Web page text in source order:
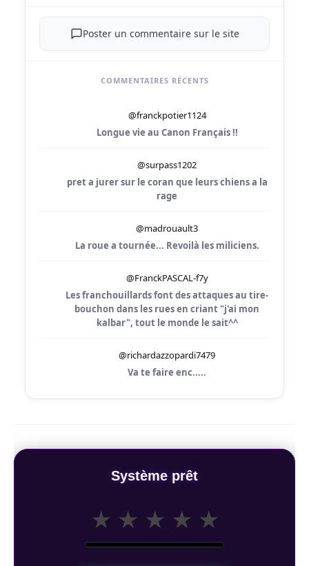
Poster un commentaire sur le site
COMMENTAIRES RÉCENTS
@franckpotier1124
Longue vie au Canon Français !!
@surpass1202
pret a jurer sur le coran que leurs chiens a la
rage
@madrouault3
La roue a tournée... Revoilà les miliciens.
@FranckPASCAL-f7y
Les franchouillards font des attaques au tire-
bouchon dans les rues en criant "j'ai mon
kalbar", tout le monde le sait^^
@richardazzopardi7479
Va te faire enc.....
Système prêt
★ ★ ★ ★ ★